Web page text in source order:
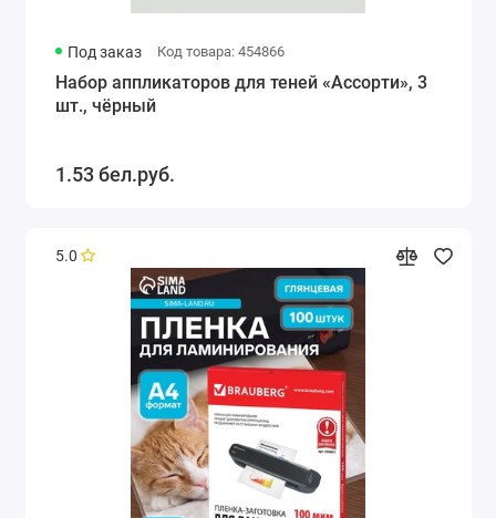
Под заказ Код товара: 454866
Набор аппликаторов для теней «Ассорти», 3
шт., чёрный
1.53 бел.руб.
5.0